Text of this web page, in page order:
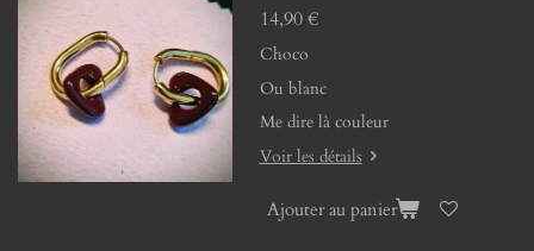
14,90 €
Choco
Ou blanc
Me dire là couleur
Voir les détails
Ajouter au panier